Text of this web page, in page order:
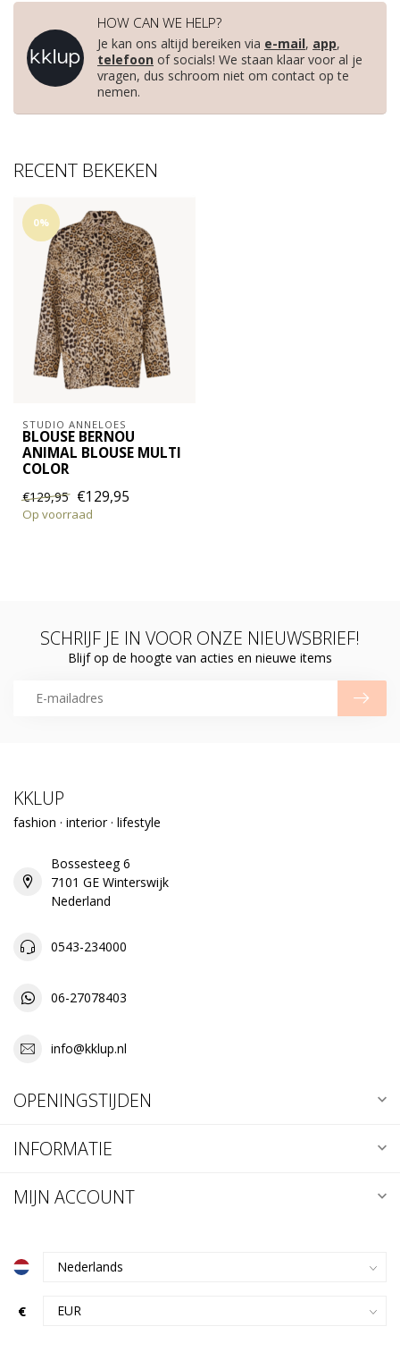
HOW CAN WE HELP?
Je kan ons altijd bereiken via e-mail, app,
telefoon of socials! We staan klaar voor al je
vragen, dus schroom niet om contact op te
nemen.
RECENT BEKEKEN
0%
STUDIO ANNELOES
BLOUSE BERNOU
ANIMAL BLOUSE MULTI
COLOR
€129,95 €129,95
Op voorraad
SCHRIJF JE IN VOOR ONZE NIEUWSBRIEF!
Blijf op de hoogte van acties en nieuwe items
KKLUP
fashion · interior · lifestyle
Bossesteeg 6
7101 GE Winterswijk
Nederland
0543-234000
06-27078403
info@kklup.nl
OPENINGSTIJDEN
INFORMATIE
MIJN ACCOUNT
€